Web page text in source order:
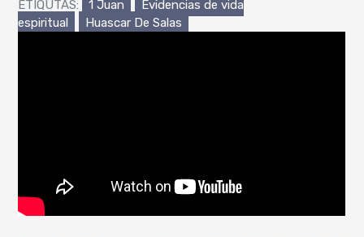
ETIQUTAS: 1 Juan
Evidencias de vida
espiritual
Huascar De Salas